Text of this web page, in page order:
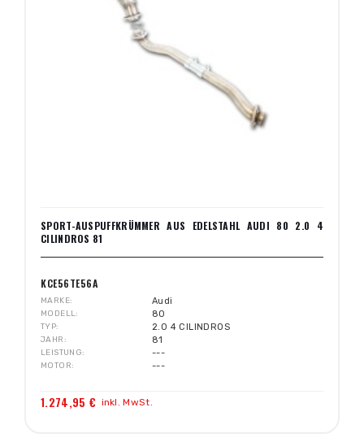
SPORT-AUSPUFFKRÜMMER AUS EDELSTAHL AUDI 80 2.0 4
CILINDROS 81
KCE56TE56A
MARKE Audi
MODELL 80
TYP 2.0 4 CILINDROS
JAHR 81
LEISTUNG ---
MOTOR ---
1.274,95 € inkl. MwSt.